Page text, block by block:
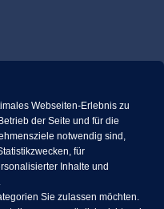
Bauen.de
Bungalow.de
Webseiten-Erlebnis zu
der Seite und für die
notwendig sind,
für
Inhalte und
Sie zulassen möchten.